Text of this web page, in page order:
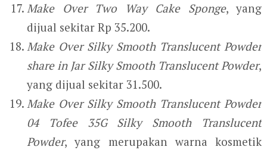
Make Over Two Way Cake Sponge, yang
dijual sekitar Rp 35.200.
Make Over Silky Smooth Translucent Powder
share in Jar Silky Smooth Translucent Powder,
yang dijual sekitar 31.500.
Make Over Silky Smooth Translucent Powder
04 Tofee 35G Silky Smooth Translucent
Powder, yang merupakan warna kosmetik